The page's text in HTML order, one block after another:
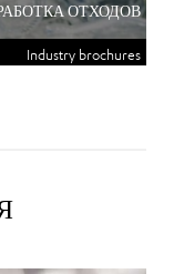
ОТХОДОВ
Industry brochures